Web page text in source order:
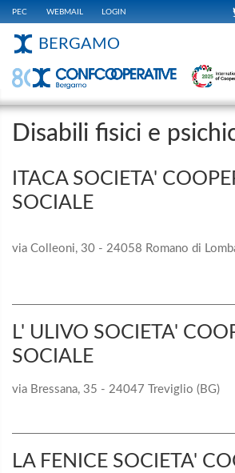
PEC WEBMAIL LOGIN
BERGAMO
Disabili fisici e
ITACA SOCIETA'
SOCIALE
via Colleoni, 30 - 24058 Romano di
L' ULIVO SOCIETA'
SOCIALE
via Bressana, 35 - 24047 Treviglio (BG)
LA FENICE SOCIETA'